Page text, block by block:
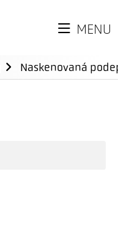
MENU
Naskenovaná